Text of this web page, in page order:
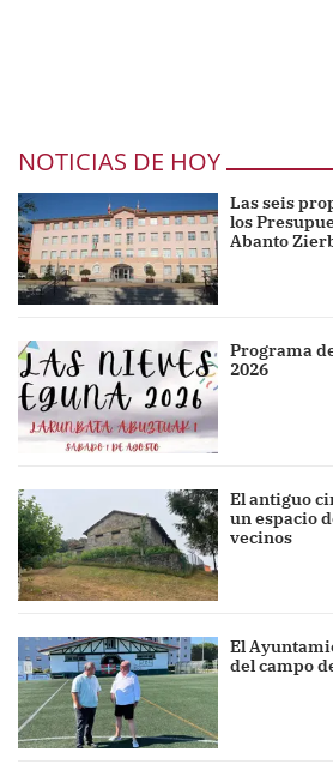
NOTICIAS DE HOY
Las seis
los
Abanto
Programa
2026
El antiguo
un espacio
vecinos
El
del campo